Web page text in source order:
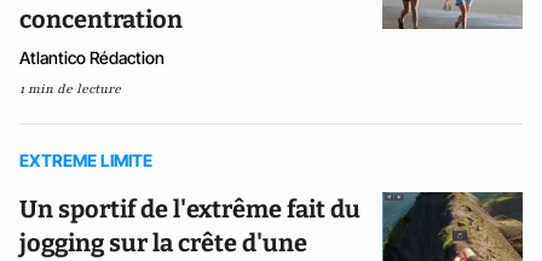
concentration
Atlantico Rédaction
1 min de lecture
EXTREME LIMITE
Un sportif de l'extrême fait du
jogging sur la crête d'une